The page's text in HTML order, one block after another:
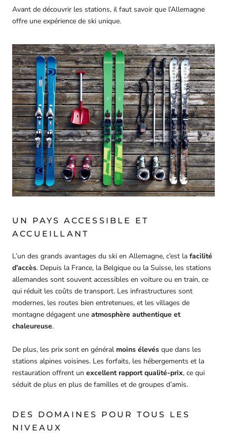
Avant de découvrir les stations, il faut savoir que l’Allemagne
offre une expérience de ski unique.
UN PAYS ACCESSIBLE ET
ACCUEILLANT
L’un des grands avantages du ski en Allemagne, c’est la facilité
d’accès. Depuis la France, la Belgique ou la Suisse, les stations
allemandes sont souvent accessibles en voiture ou en train, ce
qui réduit les coûts de transport. Les infrastructures sont
modernes, les routes bien entretenues, et les villages de
montagne dégagent une atmosphère authentique et
chaleureuse.
De plus, les prix sont en général moins élevés que dans les
stations alpines voisines. Les forfaits, les hébergements et la
restauration offrent un excellent rapport qualité-prix, ce qui
séduit de plus en plus de familles et de groupes d’amis.
DES DOMAINES POUR TOUS LES
NIVEAUX